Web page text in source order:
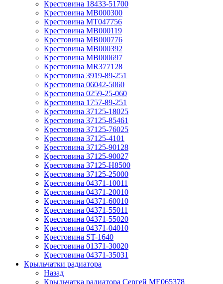
Крестовина 18433-51700
Крестовина MB000300
Крестовина MT047756
Крестовина MB000119
Крестовина MB000776
Крестовина MB000392
Крестовина MB000697
Крестовина MR377128
Крестовина 3919-89-251
Крестовина 06042-5060
Крестовина 0259-25-060
Крестовина 1757-89-251
Крестовина 37125-18025
Крестовина 37125-85461
Крестовина 37125-76025
Крестовина 37125-4101
Крестовина 37125-90128
Крестовина 37125-90027
Крестовина 37125-H8500
Крестовина 37125-25000
Крестовина 04371-10011
Крестовина 04371-20010
Крестовина 04371-60010
Крестовина 04371-55011
Крестовина 04371-55020
Крестовина 04371-04010
Крестовина ST-1640
Крестовина 01371-30020
Крестовина 04371-35031
Крыльчатки радиатора
Назад
Крыльчатка радиатора Сергей ME065378